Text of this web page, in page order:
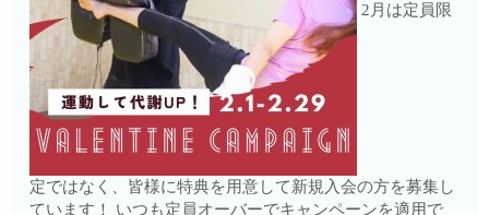
2月は定員限
定ではなく、皆様に特典を用意して新規入会の方を募集し
ています！ いつも定員オーバーでキャンペーンを適用で